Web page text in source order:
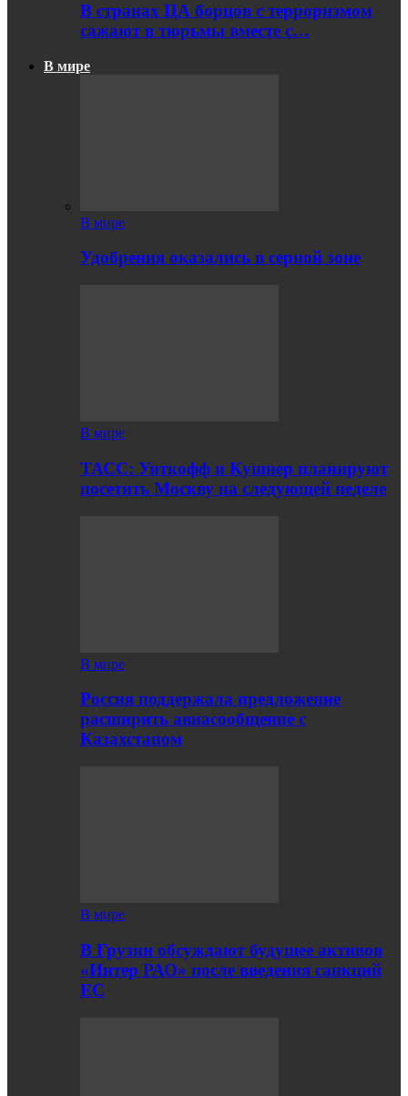
В странах ЦА борцов с терроризмом
сажают в тюрьмы вместе с…
В мире
В мире
Удобрения оказались в серной зоне
В мире
ТАСС: Уиткофф и Кушнер планируют
посетить Москву на следующей неделе
В мире
Россия поддержала предложение
расширить авиасообщение с
Казахстаном
В мире
В Грузии обсуждают будущее активов
«Интер РАО» после введения санкций
ЕС